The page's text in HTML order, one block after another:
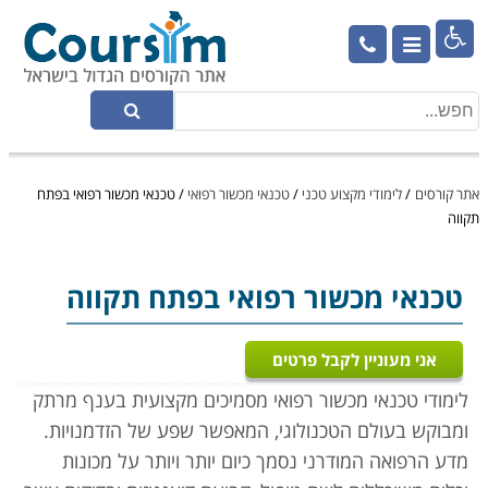

אתר קורסים /לימודי מקצוע טכני /טכנאי מכשור רפואי /טכנאי מכשור רפואי בפתח
תקווה
טכנאי מכשור רפואי בפתח תקווה
אני מעוניין לקבל פרטים
לימודי טכנאי מכשור רפואי מסמיכים מקצועית בענף מרתק
ומבוקש בעולם הטכנולוגי, המאפשר שפע של הזדמנויות.
מדע הרפואה המודרני נסמך כיום יותר ויותר על מכונות